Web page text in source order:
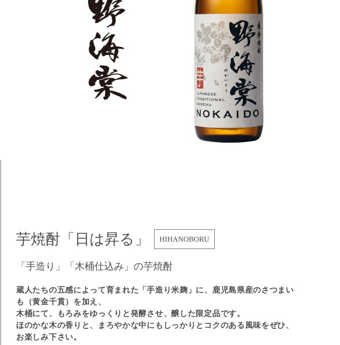
芋焼酎「日は昇る」 HIHANOBORU
「手造り」「木桶仕込み」の芋焼酎
蔵人たちの五感によって育まれた「手造り米麹」に、鹿児島県産のさつまい
も（黄金千貫）を加え、
木桶にて、もろみをゆっくりと発酵させ、醸した限定品です。
ほのかな木の香りと、まろやかな中にもしっかりとコクのある風味をぜひ、
お楽しみ下さい。